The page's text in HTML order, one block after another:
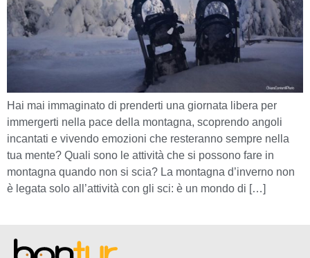
Hai mai immaginato di prenderti una giornata libera per
immergerti nella pace della montagna, scoprendo angoli
incantati e vivendo emozioni che resteranno sempre nella
tua mente? Quali sono le attività che si possono fare in
montagna quando non si scia? La montagna d’inverno non
è legata solo all’attività con gli sci: è un mondo di […]